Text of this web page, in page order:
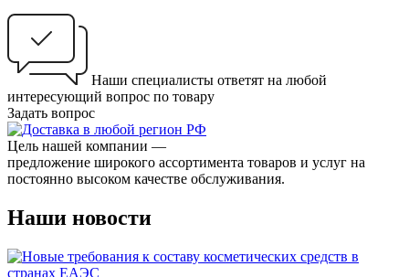
Наши специалисты ответят на любой
интересующий вопрос по товару
Задать вопрос
Цель нашей компании —
предложение широкого ассортимента товаров и услуг на
постоянно высоком качестве обслуживания.
Наши новости